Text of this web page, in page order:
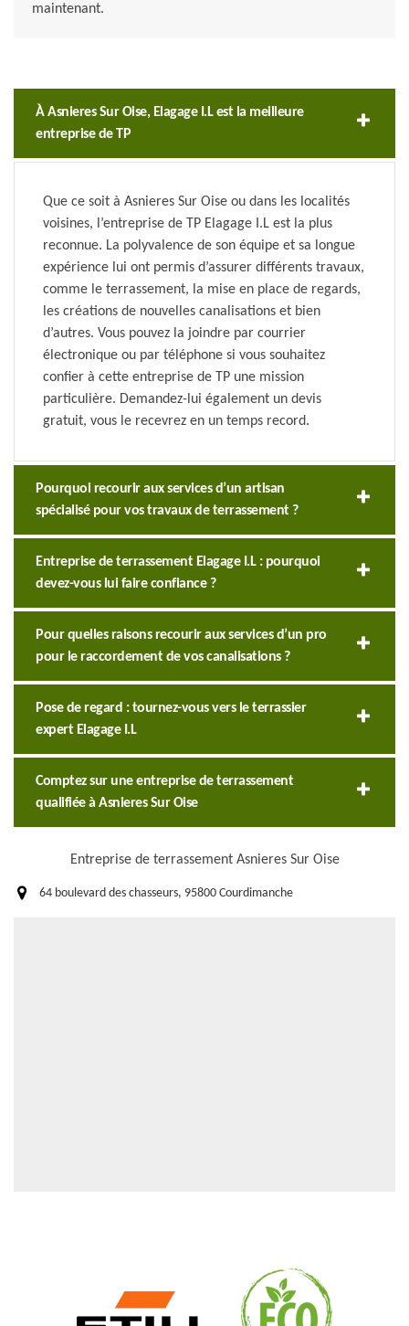
maintenant.
À Asnieres Sur Oise, Elagage I.L est la meilleure
entreprise de TP
Que ce soit à Asnieres Sur Oise ou dans les localités
voisines, l’entreprise de TP Elagage I.L est la plus
reconnue. La polyvalence de son équipe et sa longue
expérience lui ont permis d’assurer différents travaux,
comme le terrassement, la mise en place de regards,
les créations de nouvelles canalisations et bien
d’autres. Vous pouvez la joindre par courrier
électronique ou par téléphone si vous souhaitez
confier à cette entreprise de TP une mission
particulière. Demandez-lui également un devis
gratuit, vous le recevrez en un temps record.
Pourquoi recourir aux services d’un artisan
spécialisé pour vos travaux de terrassement ?
Entreprise de terrassement Elagage I.L : pourquoi
devez-vous lui faire confiance ?
Pour quelles raisons recourir aux services d’un pro
pour le raccordement de vos canalisations ?
Pose de regard : tournez-vous vers le terrassier
expert Elagage I.L
Comptez sur une entreprise de terrassement
qualifiée à Asnieres Sur Oise
Entreprise de terrassement Asnieres Sur Oise
64 boulevard des chasseurs, 95800 Courdimanche